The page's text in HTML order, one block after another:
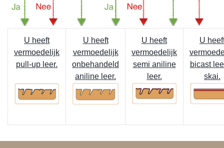
U heeft
vermoedelijk
pull-up leer.
U heeft
vermoedelijk
onbehandeld
aniline leer.
U heeft
vermoedelijk
semi aniline
leer.
U
bicast
skai.